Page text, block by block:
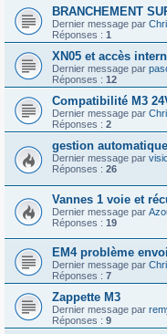
BRANCHEMENT
Dernier message par
Réponses : 1
XN05 et accès
Dernier message par
Réponses : 12
Compatibilité M3
Dernier message par
Réponses : 2
gestion
Dernier message par
Réponses : 26
Vannes 1 voie et
Dernier message par
Réponses : 19
EM4 problème
Dernier message par
Réponses : 7
Zappette M3
Dernier message par
Réponses : 9